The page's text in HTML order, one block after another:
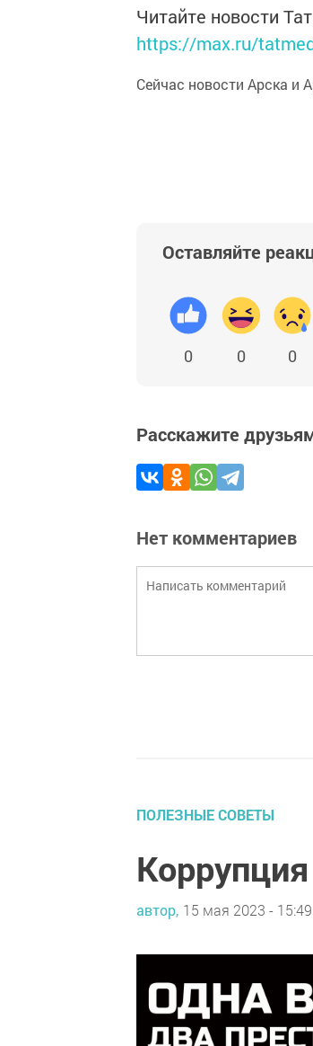
Читайте новости
https://max.ru/
Сейчас новости Арска и
Оставляйте
0 0 0
Расскажите
Нет комментариев
ПОЛЕЗНЫЕ СОВЕТЫ
автор, 15 мая 2023 - 15:49